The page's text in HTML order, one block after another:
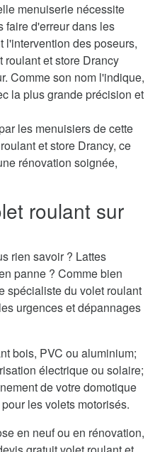
menuiserie nécessite
faire d'erreur dans les
l'intervention des poseurs,
et store Drancy
Comme son nom l'indique,
la plus grande précision et
les menuisiers de cette
et store Drancy, ce
rénovation soignée,
roulant sur
rien savoir ? Lattes
panne ? Comme bien
spécialiste du volet roulant
urgences et dépannages
bois, PVC ou aluminium;
électrique ou solaire;
de votre domotique
les volets motorisés.
en neuf ou en rénovation,